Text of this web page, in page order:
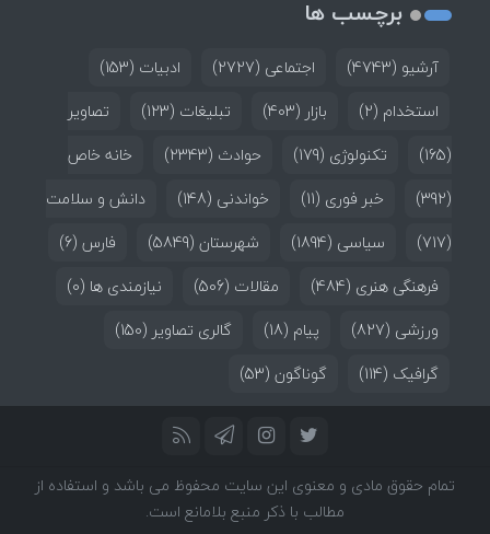
برچسب ها
آرشیو (4743) اجتماعی (2727) ادبیات (153)
استخدام (2) بازار (403) تبلیغات (123)
تصاویر
(165)
تکنولوژی (179) حوادث (2343)
خانه خاص
(392)
خبر فوری (11) خواندنی (148)
دانش و سلامت
(717)
سیاسی (1894) شهرستان (5849) فارس (6)
فرهنگی هنری (484) مقالات (506) نیازمندی ها (0)
ورزشی (827) پیام (18) گالری تصاویر (150)
گرافیک (114) گوناگون (53)
تمام حقوق مادی و معنوی این سایت محفوظ می باشد و استفاده از
مطالب با ذکر منبع بلامانع است.